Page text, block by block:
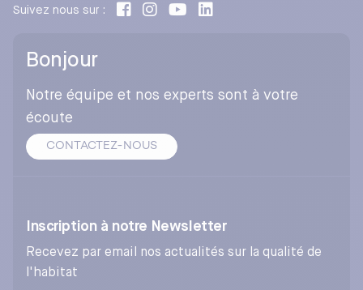
Suivez nous sur :
Bonjour
Notre équipe et nos experts sont à votre
écoute
CONTACTEZ-NOUS
Inscription à notre Newsletter
Recevez par email nos actualités sur la qualité de
l'habitat